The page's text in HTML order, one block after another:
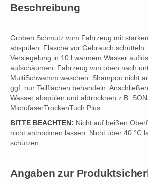
Beschreibung
Groben Schmutz vom Fahrzeug mit
abspülen. Flasche vor Gebrauch
Versiegelung in 10 l warmem Wasser
aufschäumen. Fahrzeug von oben nach
MultiSchwamm waschen. Shampoo nicht
ggf. nur Teilflächen behandeln.
Wasser abspülen und abtrocknen z.B.
MicrofaserTrockenTuch Plus.
BITTE BEACHTEN: Nicht auf heißen
nicht antrocknen lassen. Nicht über 40 °C
schützen.
Angaben zur